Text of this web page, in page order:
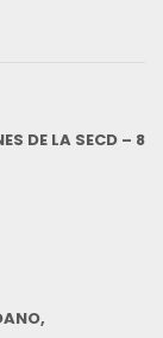
DE LA SECD – 8